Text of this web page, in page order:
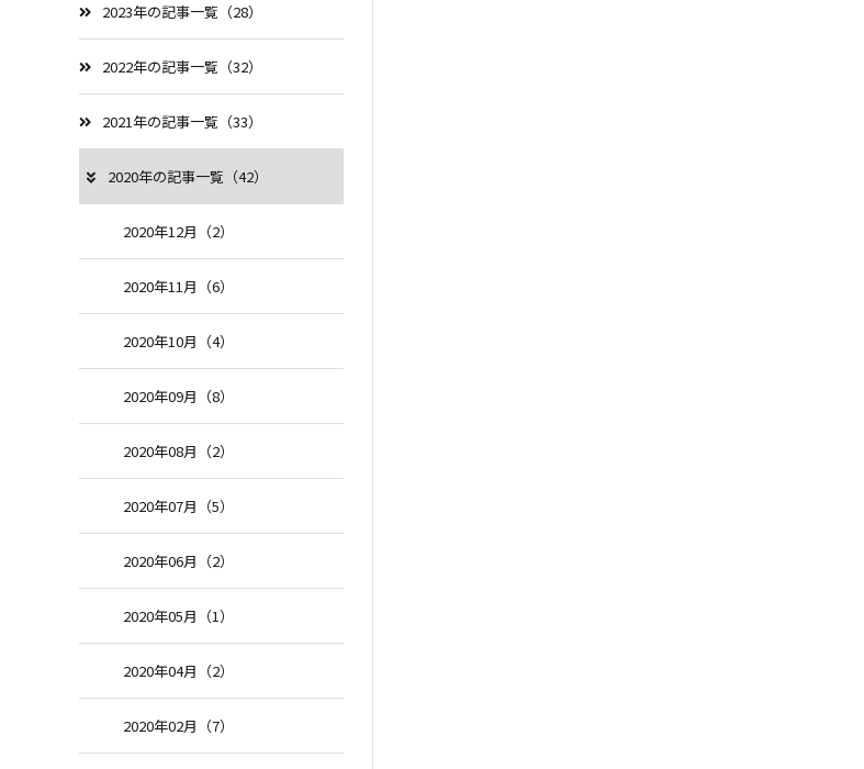
2023年の記事一覧（28）
2022年の記事一覧（32）
2021年の記事一覧（33）
2020年の記事一覧（42）
2020年12月（2）
2020年11月（6）
2020年10月（4）
2020年09月（8）
2020年08月（2）
2020年07月（5）
2020年06月（2）
2020年05月（1）
2020年04月（2）
2020年02月（7）